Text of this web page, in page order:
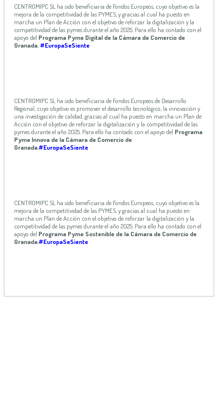
CENTROMIPC SL ha sido beneficiaria de Fondos Europeos, cuyo objetivo es la
mejora de la competitividad de las PYMES, y gracias al cual ha puesto en
marcha un Plan de Acción con el objetivo de reforzar la digitalización y la
competitividad de las pymes durante el año 2025. Para ello ha contado con el
apoyo del Programa Pyme Digital de la Cámara de Comercio de
Granada.#EuropaSeSiente
CENTROMIPC SL ha sido beneficiaria de Fondos Europeos de Desarrollo
Regional, cuyo objetivo es promover el desarrollo tecnológico, la innovación y
una investigación de calidad, gracias al cual ha puesto en marcha un Plan de
Acción con el objetivo de reforzar la digitalización y la competitividad de las
pymes durante el año 2025. Para ello ha contado con el apoyo del Programa
Pyme Innova de la Cámara de Comercio de
Granada.#EuropaSeSiente
CENTROMIPC SL ha sido beneficiaria de Fondos Europeos, cuyo objetivo es la
mejora de la competitividad de las PYMES, y gracias al cual ha puesto en
marcha un Plan de Acción con el objetivo de reforzar la digitalización y la
competitividad de las pymes durante el año 2025. Para ello ha contado con el
apoyo del Programa Pyme Sostenible de la Cámara de Comercio de
Granada.#EuropaSeSiente